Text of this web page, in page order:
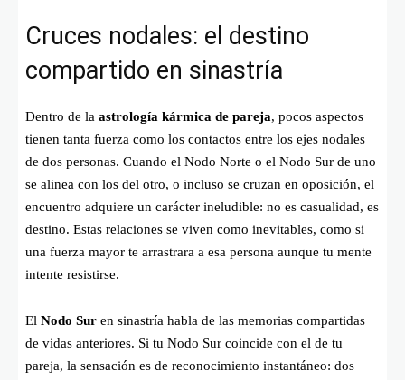
Cruces nodales: el destino
compartido en sinastría
Dentro de la astrología kármica de pareja, pocos aspectos
tienen tanta fuerza como los contactos entre los ejes nodales
de dos personas. Cuando el Nodo Norte o el Nodo Sur de uno
se alinea con los del otro, o incluso se cruzan en oposición, el
encuentro adquiere un carácter ineludible: no es casualidad, es
destino. Estas relaciones se viven como inevitables, como si
una fuerza mayor te arrastrara a esa persona aunque tu mente
intente resistirse.
El Nodo Sur en sinastría habla de las memorias compartidas
de vidas anteriores. Si tu Nodo Sur coincide con el de tu
pareja, la sensación es de reconocimiento instantáneo: dos